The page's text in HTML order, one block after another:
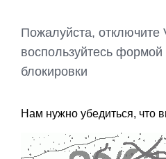
Пожалуйста, отключите
воспользуйтесь
блокировки
Нам нужно убедиться, что